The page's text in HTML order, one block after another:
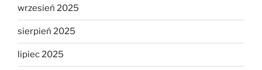
wrzesień 2025
sierpień 2025
lipiec 2025